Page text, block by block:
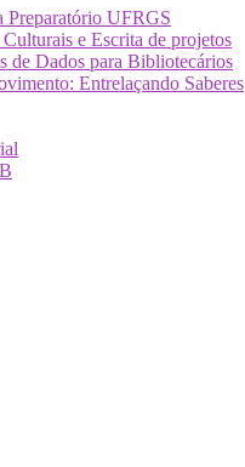
Preparatório UFRGS
e Escrita de projetos
de Dados para Bibliotecários
Entrelaçando Saberes